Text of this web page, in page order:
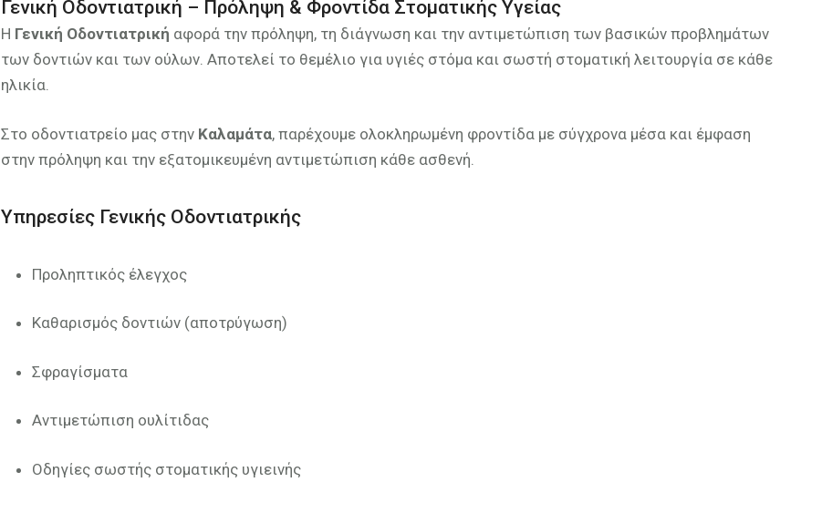
Γενική Οδοντιατρική – Πρόληψη & Φροντίδα Στοματικής Υγείας
Η Γενική Οδοντιατρική αφορά την πρόληψη, τη διάγνωση και την αντιμετώπιση των βασικών προβλημάτων
των δοντιών και των ούλων. Αποτελεί το θεμέλιο για υγιές στόμα και σωστή στοματική λειτουργία σε κάθε
ηλικία.
Στο οδοντιατρείο μας στην Καλαμάτα, παρέχουμε ολοκληρωμένη φροντίδα με σύγχρονα μέσα και έμφαση
στην πρόληψη και την εξατομικευμένη αντιμετώπιση κάθε ασθενή.
Υπηρεσίες Γενικής Οδοντιατρικής
Προληπτικός έλεγχος
Καθαρισμός δοντιών (αποτρύγωση)
Σφραγίσματα
Αντιμετώπιση ουλίτιδας
Οδηγίες σωστής στοματικής υγιεινής